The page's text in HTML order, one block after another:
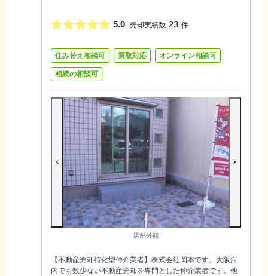
5.0 売却実績数 23 件
住み替え相談可 買取対応 オンライン相談可
相続の相談可
店舗外観
【不動産売却特化型仲介業者】株式会社岡本です。大阪府
内でも数少ない不動産売却を専門とした仲介業者です。他